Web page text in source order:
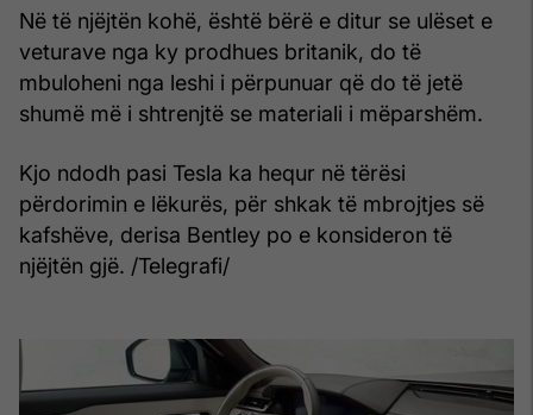
Në të njëjtën kohë, është bërë e ditur se ulëset e
veturave nga ky prodhues britanik, do të
mbuloheni nga leshi i përpunuar që do të jetë
shumë më i shtrenjtë se materiali i mëparshëm.
Kjo ndodh pasi Tesla ka hequr në tërësi
përdorimin e lëkurës, për shkak të mbrojtjes së
kafshëve, derisa Bentley po e konsideron të
njëjtën gjë. /Telegrafi/